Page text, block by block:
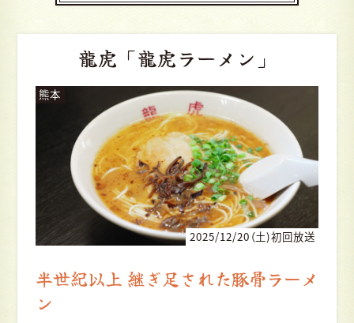
龍虎 「龍虎ラーメン」
熊本
2025/12/20（土)初回放送
半世紀以上 継ぎ足された豚骨ラーメ
ン